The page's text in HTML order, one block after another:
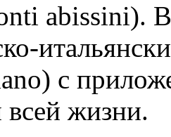
abissini).
с
жизни.